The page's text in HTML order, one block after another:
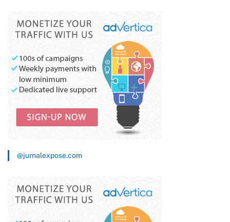
@jurnalexpose.com